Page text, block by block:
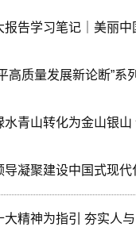
报告学习笔记｜美丽中
高质量发展新论断”
水青山转化为金山银
导凝聚建设中国式现
大精神为指引 夯实人